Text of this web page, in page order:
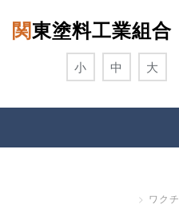
関東塗料工業組合
小 中 大
ワク